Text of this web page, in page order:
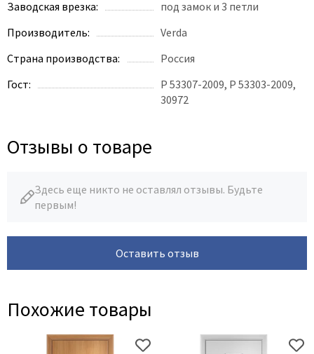
Заводская врезка:
под замок и 3 петли
Производитель:
Verda
Страна производства:
Россия
Гост:
Р 53307-2009, Р 53303-2009,
30972
Отзывы о товаре
Здесь еще никто не оставлял отзывы. Будьте
первым!
Оставить отзыв
Похожие товары